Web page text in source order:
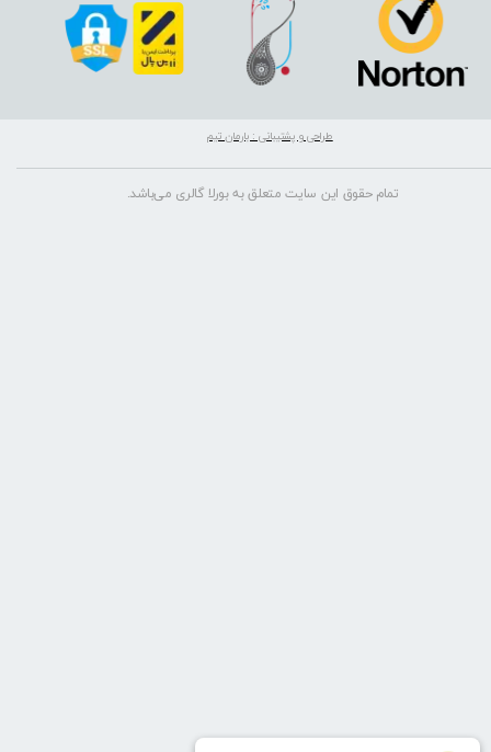
تمام حقوق این سایت متعلق به بورلا گالری می‌باشد.
طراحی و پشتیبانی : بارمان تیم